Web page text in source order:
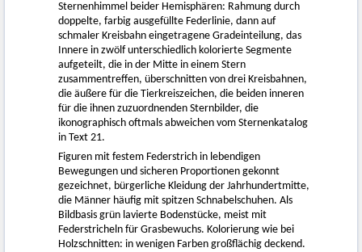
Sternenhimmel beider Hemisphären: Rahmung durch
doppelte, farbig ausgefüllte Federlinie, dann auf
schmaler Kreisbahn eingetragene Gradeinteilung, das
Innere in zwölf unterschiedlich kolorierte Segmente
aufgeteilt, die in der Mitte in einem Stern
zusammentreffen, überschnitten von drei Kreisbahnen,
die äußere für die Tierkreiszeichen, die beiden inneren
für die ihnen zuzuordnenden Sternbilder, die
ikonographisch oftmals abweichen vom Sternenkatalog
in Text 21.
Figuren mit festem Federstrich in lebendigen
Bewegungen und sicheren Proportionen gekonnt
gezeichnet, bürgerliche Kleidung der Jahrhundertmitte,
die Männer häufig mit spitzen Schnabelschuhen. Als
Bildbasis grün lavierte Bodenstücke, meist mit
Federstricheln für Grasbewuchs. Kolorierung wie bei
Holzschnitten: in wenigen Farben großflächig deckend.